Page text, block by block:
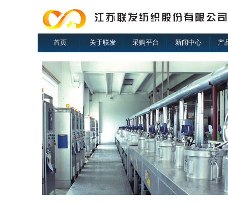
首页 关于联发 采购平台 新闻中心 产